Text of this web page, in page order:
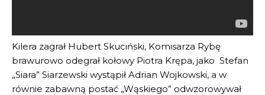
Kilera zagrał Hubert Skuciński, Komisarza Rybę
brawurowo odegrał kołowy Piotra Krępa, jako Stefan
„Siara” Siarzewski wystąpił Adrian Wojkowski, a w
równie zabawną postać „Wąskiego” odwzorowywał